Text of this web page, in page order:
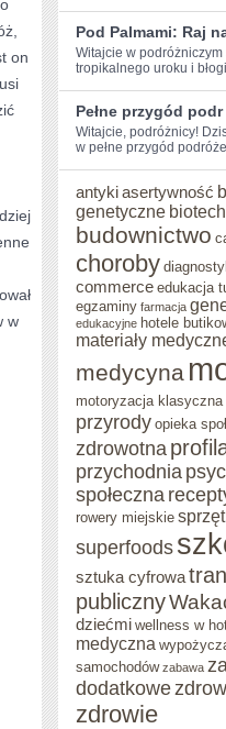
ZARABIAĆ
WŁASNEJ
STRONIE
INTERNETOWEJ?
on
w
Pod Palmami: Raj
Witajcie w podróżniczym⁣
tropikalnego uroku i
Pełne przygód podr
Witajcie, ⁤podróżnicy!
w pełne przygód
antykiasertywność
genetyczne
budownictwo
choroby
commerce edukacja
egzaminy farmacja
edukacyjne hotele
materiały
medycyna
motoryzacja klasyczna
przyrody opieka
zdrowotna
przychodnia
społeczna
rowery miejskie
superfoods
sztuka cyfrowa
publiczny
dziećmi wellness w
medyczna
samochodów zabawa
dodatkowe
zdrowie